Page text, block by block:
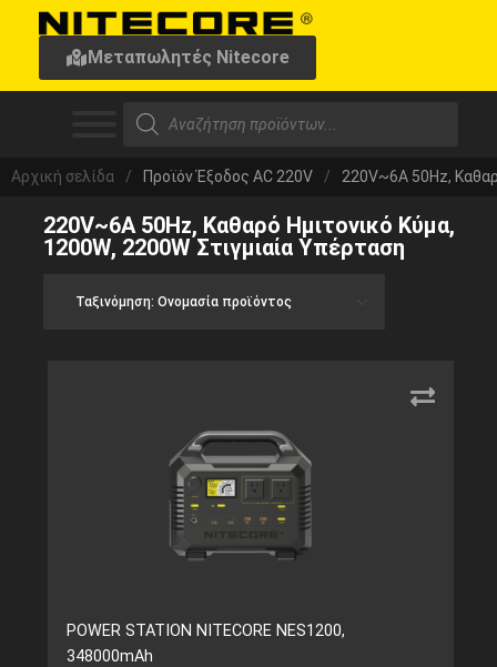
Μεταπωλητές Nitecore
Αρχική σελίδα / Προϊόν Έξοδος AC 220V / 220V~6A 50Hz,
220V~6A 50Hz, Καθαρό Ημιτονικό Κύμα,
1200W, 2200W Στιγμιαία Υπέρταση
POWER STATION NITECORE NES1200,
348000mAh